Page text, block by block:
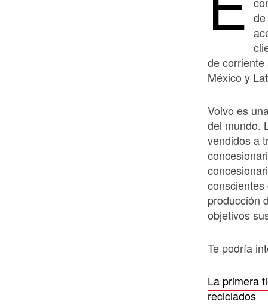
de
México y
Volvo es
del mundo.
vendidos a
producción
objetivos
Te podría
La primera
reciclados